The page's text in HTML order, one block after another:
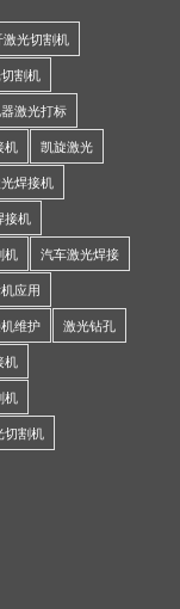
激光切割机
割机
激光打标
机
凯旋激光
焊接机
接机
机
汽车激光焊接
应用
维护
激光钻孔
机
机
切割机